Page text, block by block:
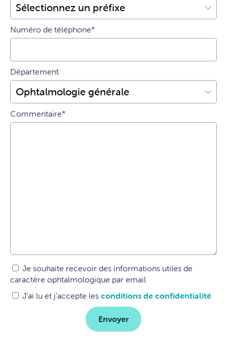
Numéro de téléphone*
Département
Commentaire*
Je souhaite recevoir des informations utiles de
caractère ophtalmologique par email
J'ai lu et j'accepte les conditions de confidentialité